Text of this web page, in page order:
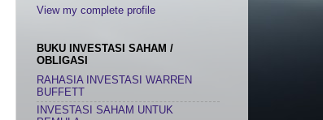
View my complete profile
BUKU INVESTASI SAHAM /
OBLIGASI
RAHASIA INVESTASI WARREN
BUFFETT
INVESTASI SAHAM UNTUK